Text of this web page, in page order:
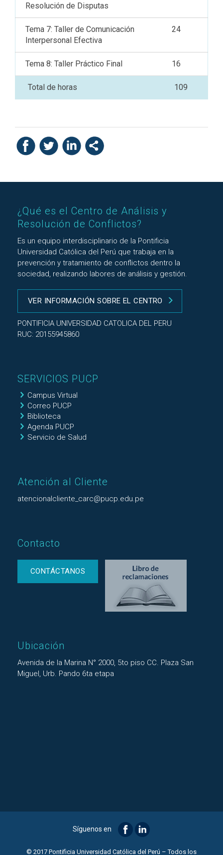
Resolución de Disputas
Tema 7: Taller de Comunicación
Interpersonal Efectiva
24
Tema 8: Taller Práctico Final 16
Total de horas 109
¿Qué es el Centro de Análisis y
Resolución de Conflictos?
Es un equipo interdisciplinario de la Pontificia
Universidad Católica del Perú que trabaja en la
prevención y tratamiento de conflictos dentro la
sociedad, realizando labores de análisis y gestión.
VER INFORMACIÓN SOBRE EL CENTRO
PONTIFICIA UNIVERSIDAD CATOLICA DEL PERU
RUC: 20155945860
SERVICIOS PUCP
Campus Virtual
Correo PUCP
Biblioteca
Agenda PUCP
Servicio de Salud
Atención al Cliente
atencionalcliente_carc@pucp.edu.pe
Contacto
CONTÁCTANOS
Ubicación
Avenida de la Marina N° 2000, 5to piso CC. Plaza San
Miguel, Urb. Pando 6ta etapa
Síguenos en
© 2017 Pontificia Universidad Católica del Perú – Todos los